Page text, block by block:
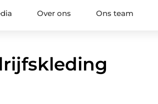
Over ons Ons team